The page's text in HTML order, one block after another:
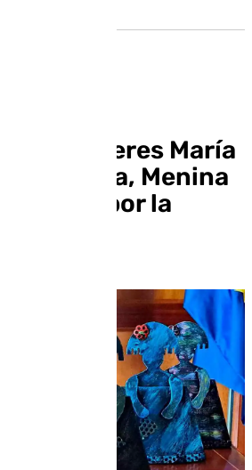
de Mujeres María
Carmona, Menina
trabajo por la